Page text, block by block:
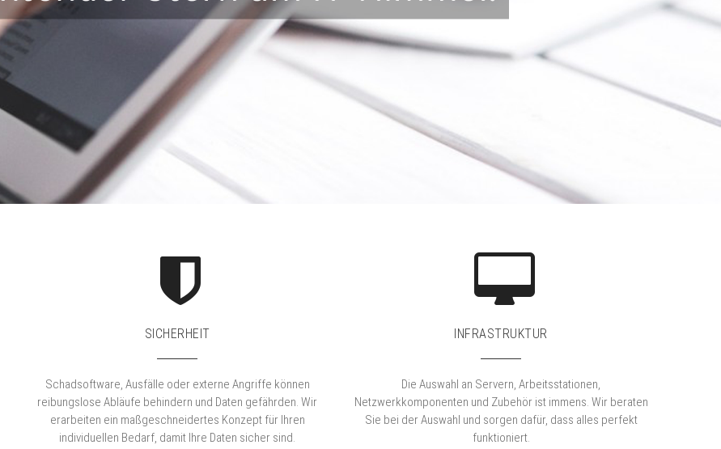
SICHERHEIT
Schadsoftware, Ausfälle oder externe Angriffe können
reibungslose Abläufe behindern und Daten gefährden. Wir
erarbeiten ein maßgeschneidertes Konzept für Ihren
individuellen Bedarf, damit Ihre Daten sicher sind.
INFRASTRUKTUR
Die Auswahl an Servern, Arbeitsstationen,
Netzwerkkomponenten und Zubehör ist immens. Wir beraten
Sie bei der Auswahl und sorgen dafür, dass alles perfekt
funktioniert.